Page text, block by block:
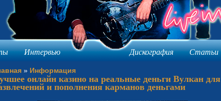
Интервью Дискография Статьи
» Информация
онлайн казино на реальные деньги Вулкан для
и пополнения карманов деньгами